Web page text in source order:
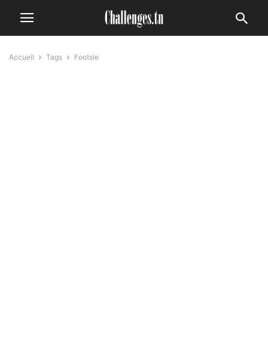
Accueil Tags Footsie